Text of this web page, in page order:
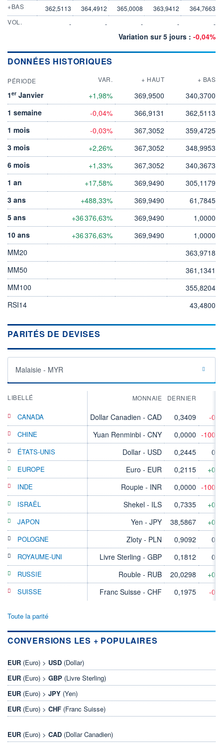
+BAS
362,5113 364,4912 365,0008 363,9412
364,7663
VOL.
- - - - -
Variation sur 5 jours : -0,04%
DONNÉES HISTORIQUES
PÉRIODE VAR. + HAUT + BAS
1er Janvier +1,98% 369,9500
340,3700
1 semaine
-0,04% 366,9131
362,5113
1 mois
-0,03% 367,3052
359,4725
3 mois
+2,26% 367,3052
348,9953
6 mois
+1,33% 367,3052
340,3673
1 an
+17,58% 369,9490
305,1179
3 ans
+488,33% 369,9490
61,7845
5 ans
+36 376,63% 369,9490
1,0000
10 ans
+36 376,63% 369,9490
1,0000
MM20
363,9718
MM50
361,1341
MM100
355,8204
RSI14
43,4800
PARITÉS DE DEVISES
Malaisie - MYR
LIBELLÉ MONNAIE DERNIER
CANADA Dollar Canadien - CAD 0,3409 -
CHINE Yuan Renminbi - CNY 0,0000 -
ÉTATS-UNIS Dollar - USD 0,2445
EUROPE Euro - EUR 0,2115
INDE Roupie - INR 0,0000 -
ISRAËL Shekel - ILS 0,7335
JAPON Yen - JPY 38,5867
POLOGNE Zloty - PLN 0,9092
ROYAUME-UNI Livre Sterling - GBP 0,1812
RUSSIE Rouble - RUB 20,0298
SUISSE Franc Suisse - CHF 0,1975 -
Toute la parité
CONVERSIONS LES + POPULAIRES
EUR (Euro) > USD (Dollar)
EUR (Euro) > GBP (Livre Sterling)
EUR (Euro) > JPY (Yen)
EUR (Euro) > CHF (Franc Suisse)
EUR (Euro) > CAD (Dollar Canadien)